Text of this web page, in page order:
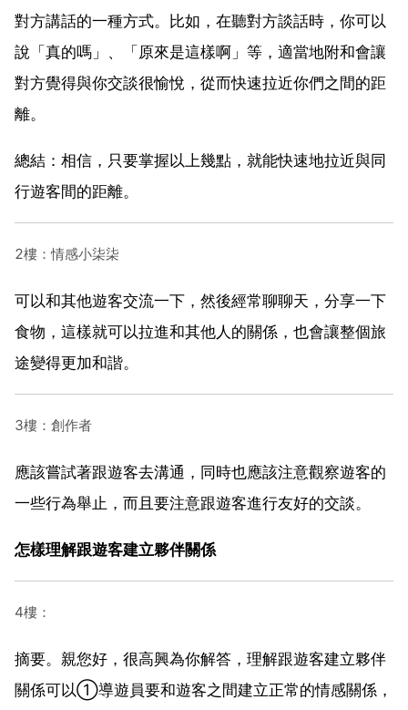
對方講話的一種方式。比如，在聽對方談話時，你可以
說「真的嗎」、「原來是這樣啊」等，適當地附和會讓
對方覺得與你交談很愉悅，從而快速拉近你們之間的距
離。
總結：相信，只要掌握以上幾點，就能快速地拉近與同
行遊客間的距離。
2樓：情感小柒柒
可以和其他遊客交流一下，然後經常聊聊天，分享一下
食物，這樣就可以拉進和其他人的關係，也會讓整個旅
途變得更加和諧。
3樓：創作者
應該嘗試著跟遊客去溝通，同時也應該注意觀察遊客的
一些行為舉止，而且要注意跟遊客進行友好的交談。
怎樣理解跟遊客建立夥伴關係
4樓：
摘要。親您好，很高興為你解答，理解跟遊客建立夥伴
關係可以①導遊員要和遊客之間建立正常的情感關係，